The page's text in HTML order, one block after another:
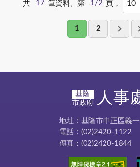
共 17 筆資料、第 1/2 頁，
1 2
基隆
市政府
人事
地址：基隆市中正區義
電話：(02)2420-1122
傳真：(02)2420-1844